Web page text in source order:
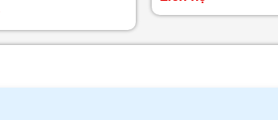
xếp
hạng
sao